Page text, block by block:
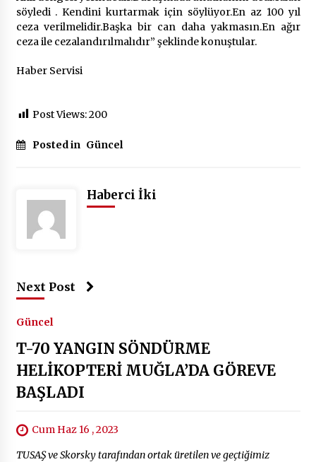
söyledi . Kendini kurtarmak için söylüyor.En az 100 yıl
ceza verilmelidir.Başka bir can daha yakmasın.En ağır
ceza ile cezalandırılmalıdır” şeklinde konuştular.
Haber Servisi
Post Views:200
Posted in Güncel
Haberci İki
Next Post
Güncel
T-70 YANGIN SÖNDÜRME
HELİKOPTERİ MUĞLA’DA GÖREVE
BAŞLADI
Cum Haz 16 , 2023
TUSAŞ ve Skorsky tarafından ortak üretilen ve geçtiğimiz